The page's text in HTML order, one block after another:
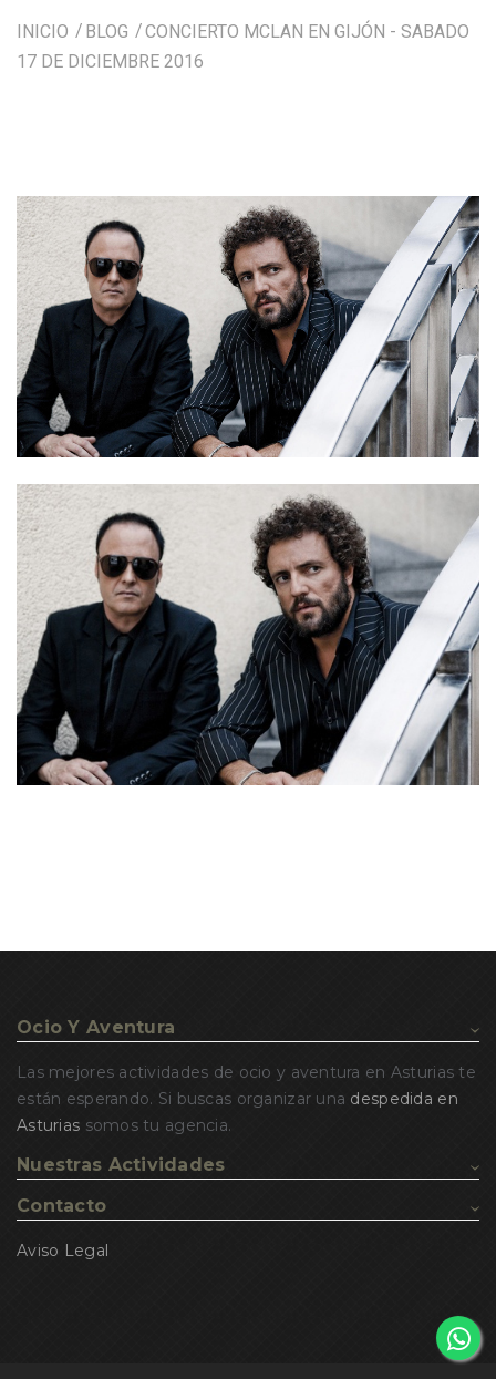
INICIO BLOG
CONCIERTO MCLAN EN GIJÓN - SABADO
17 DE DICIEMBRE 2016
Ocio Y Aventura
Las mejores actividades de ocio y aventura en Asturias te
están esperando. Si buscas organizar una despedida en
Asturias somos tu agencia.
Nuestras Actividades
Contacto
Aviso Legal